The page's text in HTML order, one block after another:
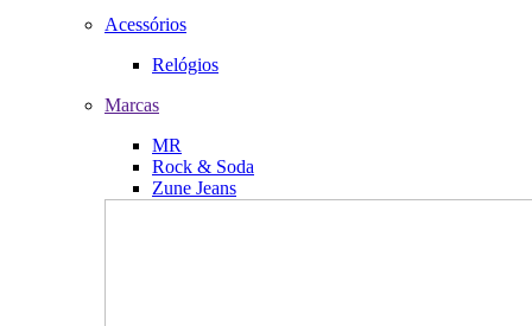
Acessórios
Relógios
Marcas
MR
Rock & Soda
Zune Jeans